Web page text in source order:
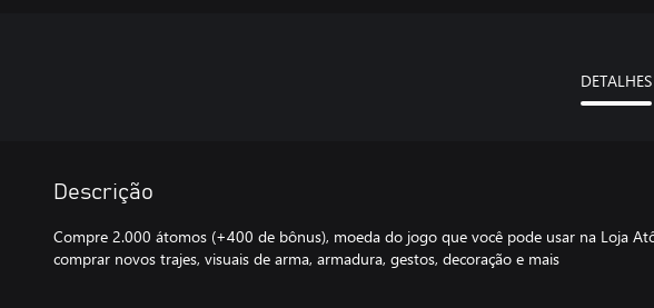
DETALHES
Descrição
Compre 2.000 átomos (+400 de bônus), moeda do jogo que você pode usar na Loja
comprar novos trajes, visuais de arma, armadura, gestos, decoração e mais